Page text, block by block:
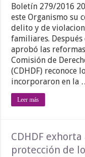
Boletín 279/2016
este Organismo su
delito y de
familiares.
aprobó las
Comisión de
(CDHDF) reconoce
incorporaron en la
Leer más
CDHDF
protección de